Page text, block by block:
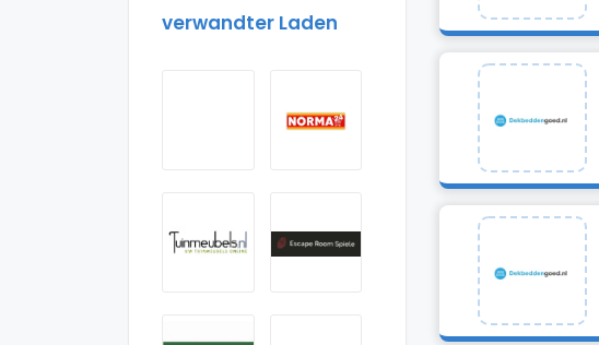
verwandter Laden